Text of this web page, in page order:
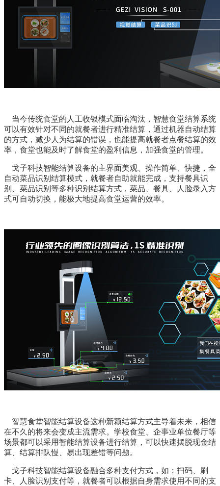
当今传统食堂的人工收银模式面临淘汰，智慧食堂结算系统
可以有效针对不同的就餐者进行精准结算，通过机器自动结算
的方式，减少人为结算的错误，也能提高就餐者点餐结算的效
率，食堂也能及时了解食堂的盈利信息，加强食堂的管理。
戈子科技智能结算设备的主界面美观、操作简单、快捷，全
自动菜品识别结算模式，就餐者自助就能完成，支持餐具识
别、菜品识别等多种识别结算方式，菜品、餐具、人脸录入方
式可自动切换，能极大地提高食堂运营的效率。
智慧食堂智能结算设备这种新颖结算方式主导着未来，相信
在不久的将来会变成主流需求。学校食堂、企事业单位餐厅等
场景都可以采用智能结算设备进行结算，可以快速摆脱现金结
算、结算排队慢、易出现差错等问题。
戈子科技智能结算设备融合多种支付方式，如：扫码、刷
卡、人脸识别支付等，就餐者可以根据自身需求使用不同的支